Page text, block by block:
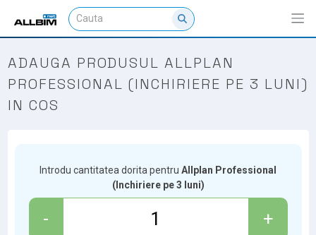
ADAUGA PRODUSUL ALLPLAN
PROFESSIONAL (INCHIRIERE PE 3 LUNI)
IN COS
Introdu cantitatea dorita pentru Allplan Professional
(Inchiriere pe 3 luni)
- +